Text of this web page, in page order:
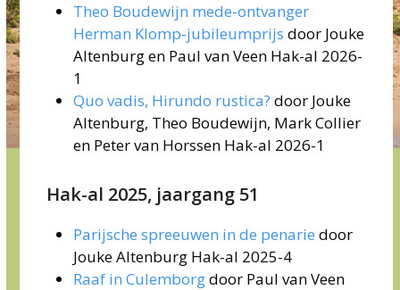
Theo Boudewijn mede-ontvanger
Herman Klomp-jubileumprijs door Jouke
Altenburg en Paul van Veen Hak-al 2026-
1
Quo vadis, Hirundo rustica? door Jouke
Altenburg, Theo Boudewijn, Mark Collier
en Peter van Horssen Hak-al 2026-1
Hak-al 2025, jaargang 51
Parijsche spreeuwen in de penarie door
Jouke Altenburg Hak-al 2025-4
Raaf in Culemborgdoor Paul van Veen